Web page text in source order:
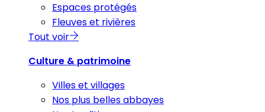
Espaces protégés
Fleuves et rivières
Tout voir
Culture & patrimoine
Villes et villages
Nos plus belles abbayes